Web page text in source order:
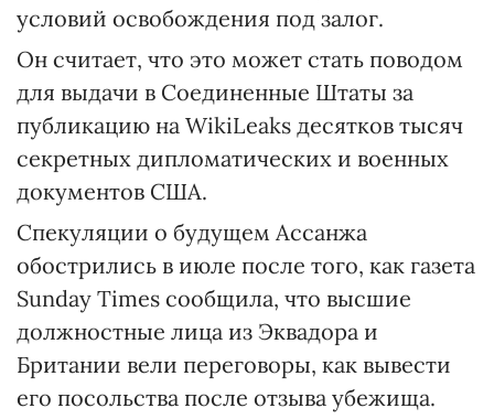
условий освобождения под залог.
Он считает, что это может стать поводом
для выдачи в Соединенные Штаты за
публикацию на WikiLeaks десятков тысяч
секретных дипломатических и военных
документов США.
Спекуляции о будущем Ассанжа
обострились в июле после того, как газета
Sunday Times сообщила, что высшие
должностные лица из Эквадора и
Британии вели переговоры, как вывести
его посольства после отзыва убежища.